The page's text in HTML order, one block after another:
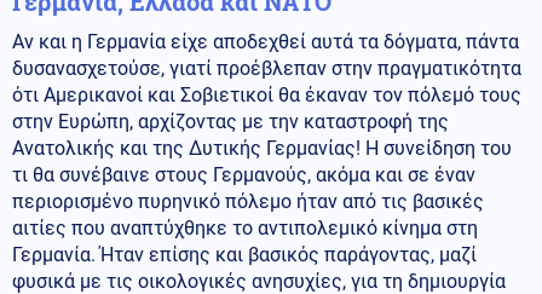
Αν και η Γερμανία είχε αποδεχθεί αυτά τα δόγματα, πάντα
δυσανασχετούσε, γιατί προέβλεπαν στην πραγματικότητα
ότι Αμερικανοί και Σοβιετικοί θα έκαναν τον πόλεμό τους
στην Ευρώπη, αρχίζοντας με την καταστροφή της
Ανατολικής και της Δυτικής Γερμανίας! Η συνείδηση του
τι θα συνέβαινε στους Γερμανούς, ακόμα και σε έναν
περιορισμένο πυρηνικό πόλεμο ήταν από τις βασικές
αιτίες που αναπτύχθηκε το αντιπολεμικό κίνημα στη
Γερμανία. Ήταν επίσης και βασικός παράγοντας, μαζί
φυσικά με τις οικολογικές ανησυχίες, για τη δημιουργία